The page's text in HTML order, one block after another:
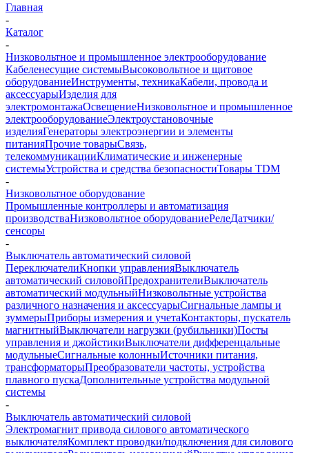
Главная
-
Каталог
-
Низковольтное и промышленное электрооборудование
Кабеленесущие системыВысоковольтное и щитовое
оборудованиеИнструменты, техникаКабели, провода и
аксессуарыИзделия для
электромонтажаОсвещениеНизковольтное и промышленное
электрооборудованиеЭлектроустановочные
изделияГенераторы электроэнергии и элементы
питанияПрочие товарыСвязь,
телекоммуникацииКлиматические и инженерные
системыУстройства и средства безопасностиТовары TDM
-
Низковольтное оборудование
Промышленные контроллеры и автоматизация
производстваНизковольтное оборудованиеРелеДатчики/
сенсоры
-
Выключатель автоматический силовой
ПереключателиКнопки управленияВыключатель
автоматический силовойПредохранителиВыключатель
автоматический модульныйНизковольтные устройства
различного назначения и аксессуарыСигнальные лампы и
зуммерыПриборы измерения и учетаКонтакторы, пускатель
магнитныйВыключатели нагрузки (рубильники)Посты
управления и джойстикиВыключатели дифференцальные
модульныеСигнальные колонныИсточники питания,
трансформаторыПреобразователи частоты, устройства
плавного пускаДополнительные устройства модульной
системы
-
Выключатель автоматический силовой
Электромагнит привода силового автоматического
выключателяКомплект проводки/подключения для силового